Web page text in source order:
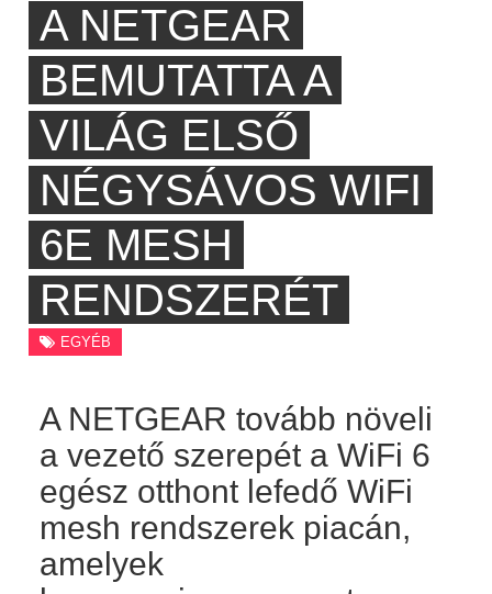
A NETGEAR
BEMUTATTA A
VILÁG ELSŐ
NÉGYSÁVOS WIFI
6E MESH
RENDSZERÉT
EGYÉB
A NETGEAR tovább növeli
a vezető szerepét a WiFi 6
egész otthont lefedő WiFi
mesh rendszerek piacán,
amelyek